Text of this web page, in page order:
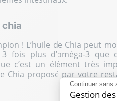
Continuer sans
Gestion
chia
! L’huile de Chia peut
fois plus d’oméga-3 que
c’est un élément très
Chia proposé par votre